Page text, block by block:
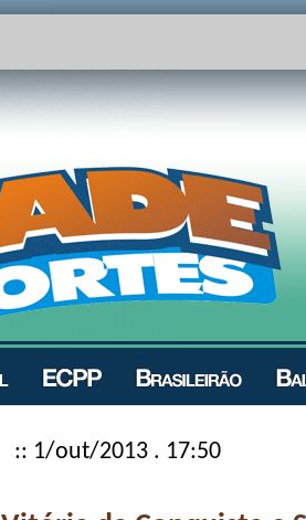
:: 1/out/2013 . 17:50